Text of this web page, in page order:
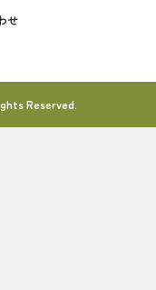
せ
Reserved.